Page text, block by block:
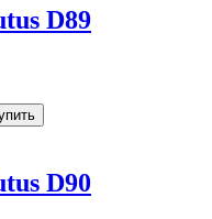
D89
D90